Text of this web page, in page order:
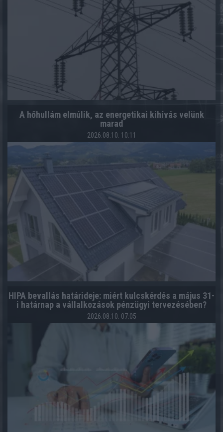
A hőhullám elmúlik, az energetikai kihívás velünk
marad
2026.08.10. 10:11
HIPA bevallás határideje: miért kulcskérdés a május 31-
i határnap a vállalkozások pénzügyi tervezésében?
2026.08.10. 07:05